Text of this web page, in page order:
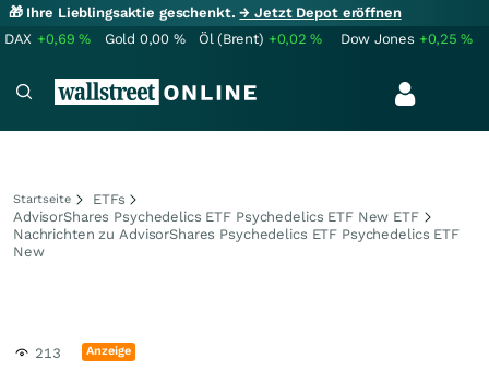
🎁 Ihre Lieblingsaktie geschenkt.→ Jetzt Depot eröffnen
DAX +0,69% Gold 0,00 % Öl (Brent) +0,02% Dow Jones +0,25%
Startseite
ETFs
AdvisorShares Psychedelics ETF Psychedelics ETF New ETF
Nachrichten zu AdvisorShares Psychedelics ETF Psychedelics ETF
New
213 Anzeige